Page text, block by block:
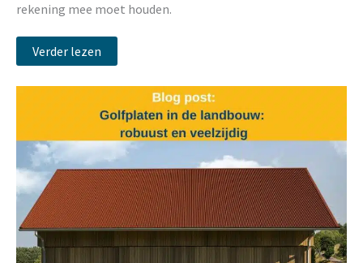
rekening mee moet houden.
Verder lezen